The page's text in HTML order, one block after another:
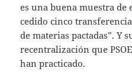
es una buena muestra de
cedido cinco
de materias pactadas”. Y
recentralización que
han practicado.